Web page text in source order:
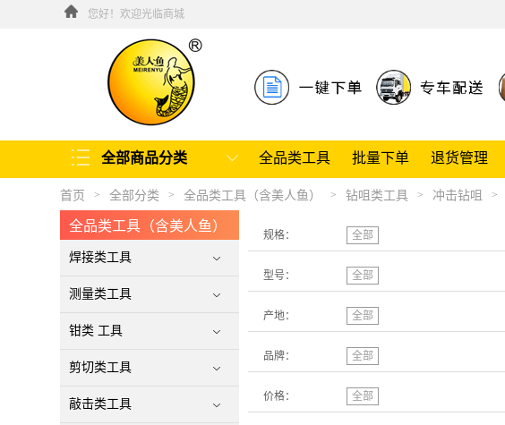
您好！欢迎光临商城
全品类工具 批量下单 退货管理
全部商品分类
首页 > 全部分类 > 全品类工具（含美人鱼） > 钻咀类工具 > 冲击钻咀 >
全品类工具（含美人鱼）
焊接类工具
测量类工具
钳类 工具
剪切类工具
敲击类工具
规格： 全部
型号： 全部
产地： 全部
品牌： 全部
价格： 全部